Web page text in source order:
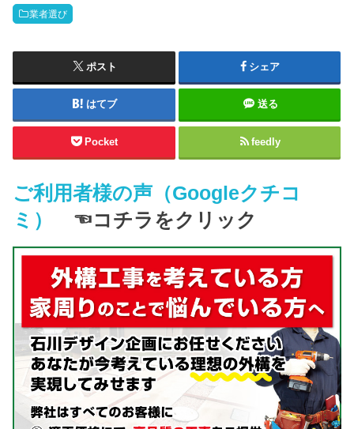
業者選び
ポスト シェア
はてブ 送る
Pocket feedly
ご利用者様の声（Googleクチコ
ミ）
☜コチラをクリック